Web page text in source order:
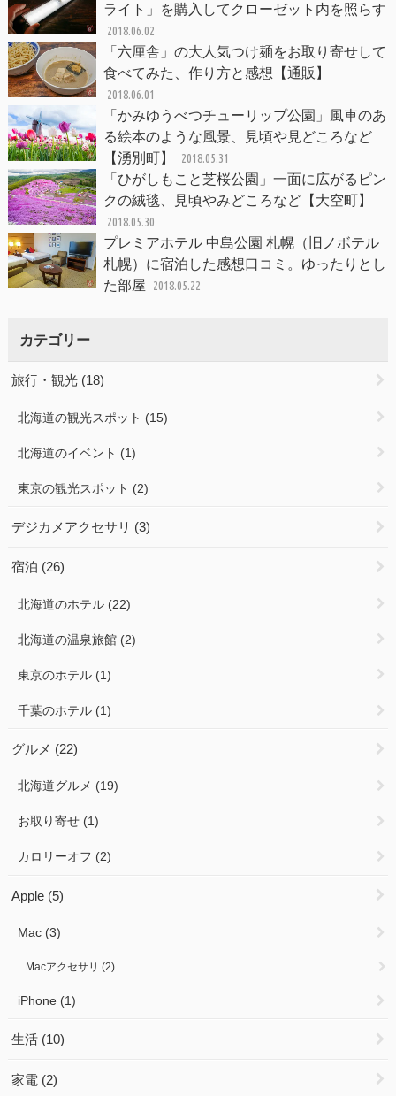
ライト」を購入してクローゼット内を照らす
2018.06.02
「六厘舎」の大人気つけ麺をお取り寄せして
食べてみた、作り方と感想【通販】
2018.06.01
「かみゆうべつチューリップ公園」風車のあ
る絵本のような風景、見頃や見どころなど
【湧別町】
2018.05.31
「ひがしもこと芝桜公園」一面に広がるピン
クの絨毯、見頃やみどころなど【大空町】
2018.05.30
プレミアホテル 中島公園 札幌（旧ノボテル
札幌）に宿泊した感想口コミ。ゆったりとし
た部屋
2018.05.22
カテゴリー
旅行・観光 (18)
北海道の観光スポット (15)
北海道のイベント (1)
東京の観光スポット (2)
デジカメアクセサリ (3)
宿泊 (26)
北海道のホテル (22)
北海道の温泉旅館 (2)
東京のホテル (1)
千葉のホテル (1)
グルメ (22)
北海道グルメ (19)
お取り寄せ (1)
カロリーオフ (2)
Apple (5)
Mac (3)
Macアクセサリ (2)
iPhone (1)
生活 (10)
家電 (2)